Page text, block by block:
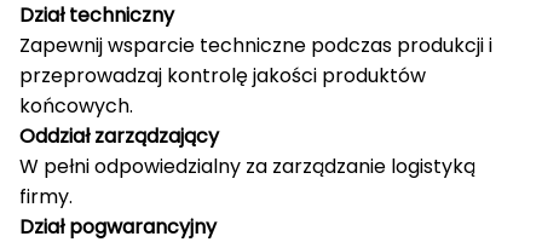
Dział techniczny
Zapewnij wsparcie techniczne podczas produkcji i
przeprowadzaj kontrolę jakości produktów
końcowych.
Oddział zarządzający
W pełni odpowiedzialny za zarządzanie logistyką
firmy.
Dział pogwarancyjny